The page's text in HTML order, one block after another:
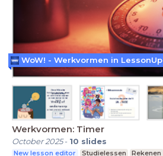
Werkvormen: Timer
October 2025- 10 slides
New lesson editor Studielessen Rekenen
WoW! - Werkvormen in LessonUp